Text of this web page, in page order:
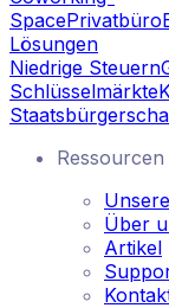
SpacePrivatbüro
Lösungen
Niedrige Steuern
Schlüsselmärkte
Ressourcen
Über
Artikel